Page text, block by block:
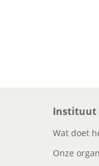
Instituut
Wat doet
Onze